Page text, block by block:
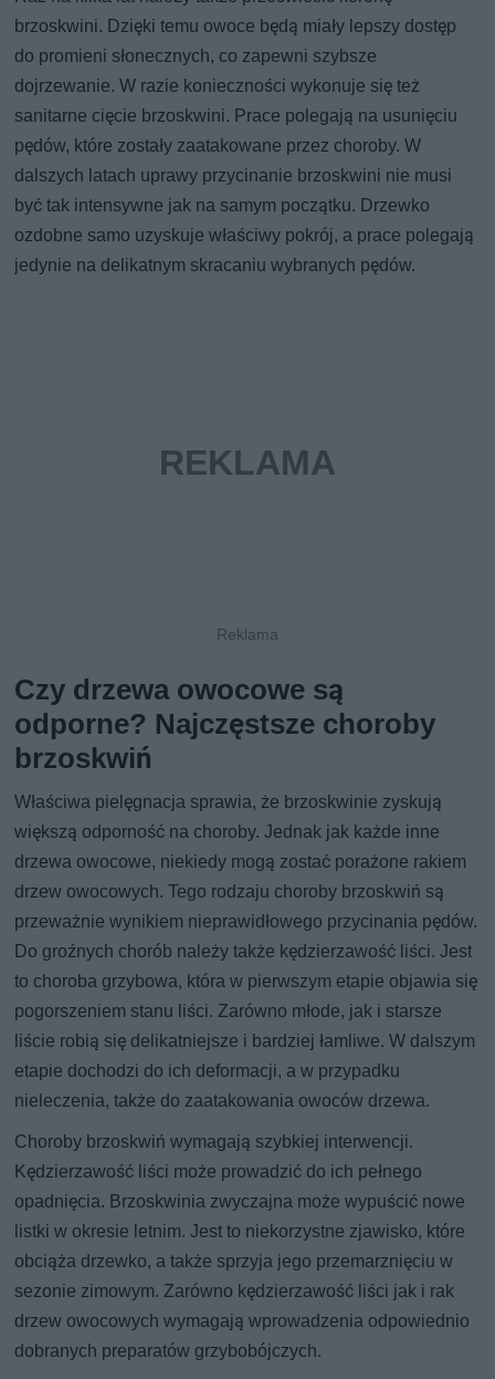
brzoskwini. Dzięki temu owoce będą miały lepszy dostęp
do promieni słonecznych, co zapewni szybsze
dojrzewanie. W razie konieczności wykonuje się też
sanitarne cięcie brzoskwini. Prace polegają na usunięciu
pędów, które zostały zaatakowane przez choroby. W
dalszych latach uprawy przycinanie brzoskwini nie musi
być tak intensywne jak na samym początku. Drzewko
ozdobne samo uzyskuje właściwy pokrój, a prace polegają
jedynie na delikatnym skracaniu wybranych pędów.
Czy drzewa owocowe są
odporne? Najczęstsze choroby
brzoskwiń
Właściwa pielęgnacja sprawia, że brzoskwinie zyskują
większą odporność na choroby. Jednak jak każde inne
drzewa owocowe, niekiedy mogą zostać porażone rakiem
drzew owocowych. Tego rodzaju choroby brzoskwiń są
przeważnie wynikiem nieprawidłowego przycinania pędów.
Do groźnych chorób należy także kędzierzawość liści. Jest
to choroba grzybowa, która w pierwszym etapie objawia się
pogorszeniem stanu liści. Zarówno młode, jak i starsze
liście robią się delikatniejsze i bardziej łamliwe. W dalszym
etapie dochodzi do ich deformacji, a w przypadku
nieleczenia, także do zaatakowania owoców drzewa.
Choroby brzoskwiń wymagają szybkiej interwencji.
Kędzierzawość liści może prowadzić do ich pełnego
opadnięcia. Brzoskwinia zwyczajna może wypuścić nowe
listki w okresie letnim. Jest to niekorzystne zjawisko, które
obciąża drzewko, a także sprzyja jego przemarznięciu w
sezonie zimowym. Zarówno kędzierzawość liści jak i rak
drzew owocowych wymagają wprowadzenia odpowiednio
dobranych preparatów grzybobójczych.